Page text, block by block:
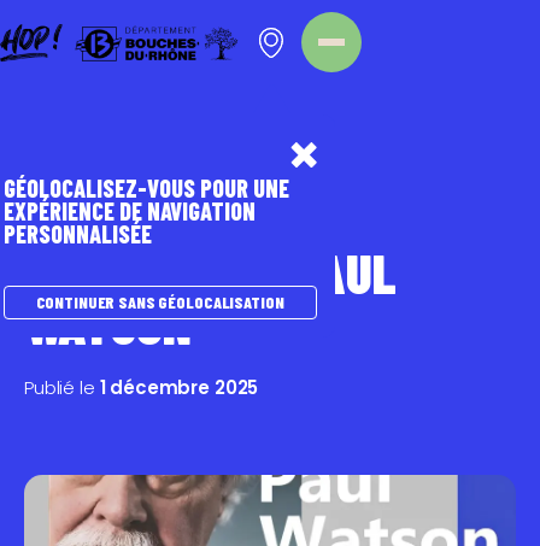
CONFÉRENCE PAUL
WATSON
Nos évènements
Publié le 1 décembre 2025
GÉOLOCALISEZ-VOUS POUR UNE
EXPÉRIENCE DE NAVIGATION
PERSONNALISÉE
CONTINUER SANS GÉOLOCALISATION